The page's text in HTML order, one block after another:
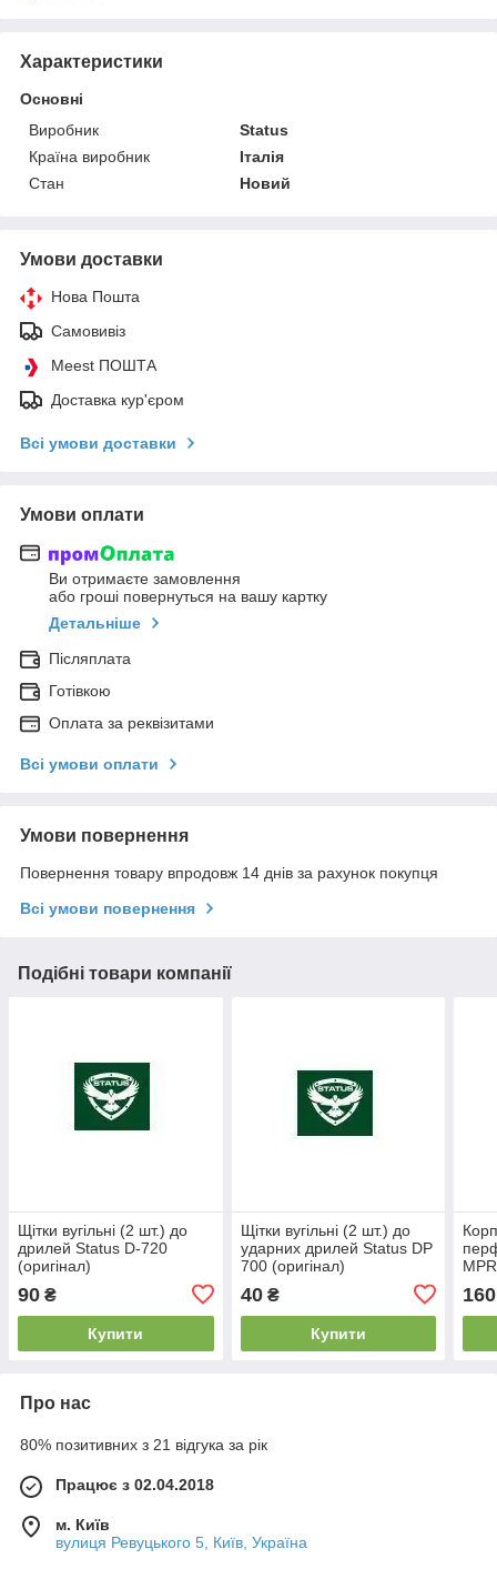
Характеристики
Основні
Виробник
Status
Країна виробник
Італія
Стан
Новий
Умови доставки
Нова Пошта
Самовивіз
Meest ПОШТА
Доставка кур'єром
Всі умови доставки
Умови оплати
Ви отримаєте замовлення
або гроші повернуться на вашу картку
Детальніше
Післяплата
Готівкою
Оплата за реквізитами
Всі умови оплати
Умови повернення
Повернення товару впродовж 14 днів за рахунок покупця
Всі умови повернення
Подібні товари компанії
Щітки вугільні (2 шт.) до
дрилей Status D-720
(оригінал)
90 ₴
Купити
Щітки вугільні (2 шт.) до
ударних дрилей Status DP
700 (оригінал)
40₴
Купити
160
Про нас
80% позитивних з 21 відгука за рік
Працює з 02.04.2018
м. Київ
вулиця Ревуцького 5, Київ, Україна